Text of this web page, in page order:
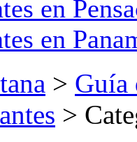
en
en
> Guía
>